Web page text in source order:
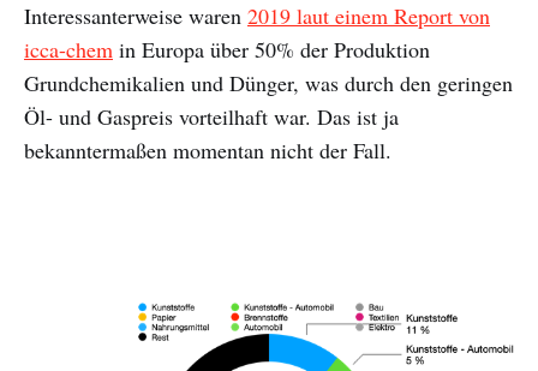
Interessanterweise waren 2019 laut einem Report von
icca-chem in Europa über 50% der Produktion
Grundchemikalien und Dünger, was durch den geringen
Öl- und Gaspreis vorteilhaft war. Das ist ja
bekanntermaßen momentan nicht der Fall.